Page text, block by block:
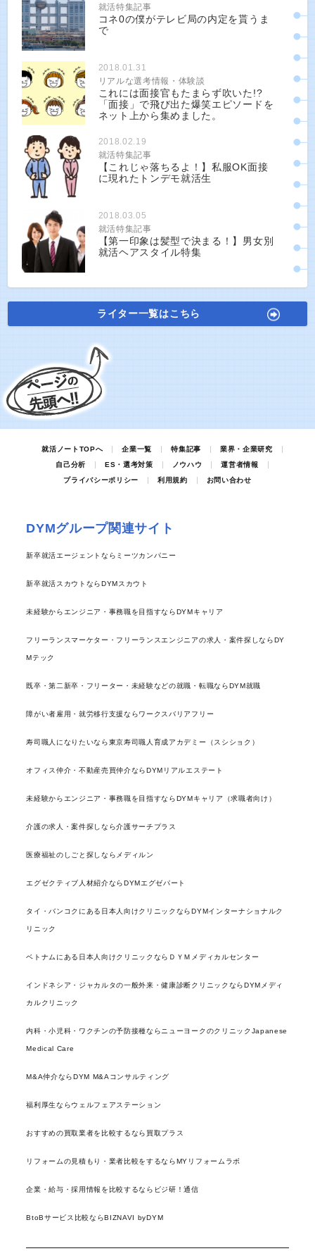
就活特集記事
コネ0の僕がテレビ局の内定を貰うま
で
2018.01.31
リアルな選考情報・体験談
これには面接官もたまらず吹いた!?
「面接」で飛び出た爆笑エピソードを
ネット上から集めました。
2018.02.19
就活特集記事
【これじゃ落ちるよ！】私服OK面接
に現れたトンデモ就活生
2018.03.05
就活特集記事
【第一印象は髪型で決まる！】男女別
就活ヘアスタイル特集
ライター一覧はこちら
就活ノートTOPへ 企業一覧 特集記事
業界・企業研究
自己分析
ES・選考対策 ノウハウ
運営者情報
プライバシーポリシー
利用規約 お問い合わせ
DYMグループ関連サイト
新卒就活エージェントならミーツカンパニー
新卒就活スカウトならDYMスカウト
未経験からエンジニア・事務職を目指すならDYMキャリア
フリーランスマーケター・フリーランスエンジニアの求人・案件探しならDY
Mテック
既卒・第二新卒・フリーター・未経験などの就職・転職ならDYM就職
障がい者雇用・就労移行支援ならワークスバリアフリー
寿司職人になりたいなら東京寿司職人育成アカデミー（スシショク）
オフィス仲介・不動産売買仲介ならDYMリアルエステート
未経験からエンジニア・事務職を目指すならDYMキャリア（求職者向け）
介護の求人・案件探しなら介護サーチプラス
医療福祉のしごと探しならメディルン
エグゼクティブ人材紹介ならDYMエグゼパート
タイ・バンコクにある日本人向けクリニックならDYMインターナショナルク
リニック
ベトナムにある日本人向けクリニックならＤＹＭメディカルセンター
インドネシア・ジャカルタの一般外来・健康診断クリニックならDYMメディ
カルクリニック
内科・小児科・ワクチンの予防接種ならニューヨークのクリニックJapanese
Medical Care
M&A仲介ならDYM M&Aコンサルティング
福利厚生ならウェルフェアステーション
おすすめの買取業者を比較するなら買取プラス
リフォームの見積もり・業者比較をするならMYリフォームラボ
企業・給与・採用情報を比較するならビジ研！通信
BtoBサービス比較ならBIZNAVI byDYM